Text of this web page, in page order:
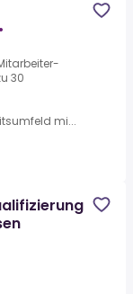
•
30
mi...